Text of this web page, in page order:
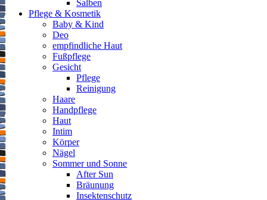
Salben
Pflege & Kosmetik
Baby & Kind
Deo
empfindliche Haut
Fußpflege
Gesicht
Pflege
Reinigung
Haare
Handpflege
Haut
Intim
Körper
Nägel
Sommer und Sonne
After Sun
Bräunung
Insektenschutz